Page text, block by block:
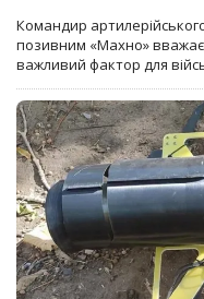
Командир
позивним «Махно»
важливий фактор для